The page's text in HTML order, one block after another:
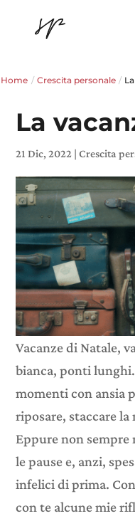
Home / Crescita personale /
La
21 Dic, 2022 |Crescita
Vacanze di Natale,
bianca, ponti
momenti con ansia
riposare, staccare
Eppure non sempre
le pause e, anzi,
infelici di prima.
con te alcune mie